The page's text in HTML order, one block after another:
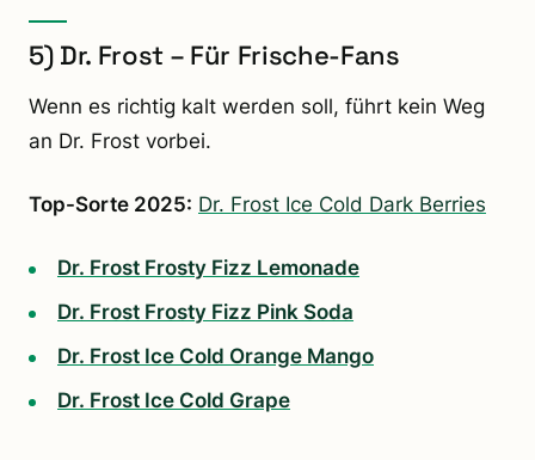
5) Dr. Frost – Für Frische-Fans
Wenn es richtig kalt werden soll, führt kein Weg
an Dr. Frost vorbei.
Top-Sorte 2025: Dr. Frost Ice Cold Dark Berries
Dr. Frost Frosty Fizz Lemonade
Dr. Frost Frosty Fizz Pink Soda
Dr. Frost Ice Cold Orange Mango
Dr. Frost Ice Cold Grape